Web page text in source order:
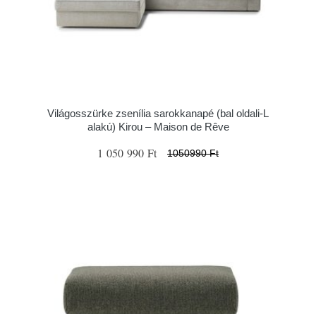
Világosszürke zsenília sarokkanapé (bal oldali-L
alakú) Kirou – Maison de Rêve
1 050 990 Ft 1050990 Ft